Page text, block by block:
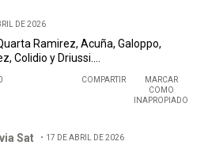
DE 2026
Ramirez, Acuña, Galoppo,
Colidio y Driussi....
COMPARTIR
MARCAR
COMO
INAPROPIADO
Sat 17 DE ABRIL DE 2026